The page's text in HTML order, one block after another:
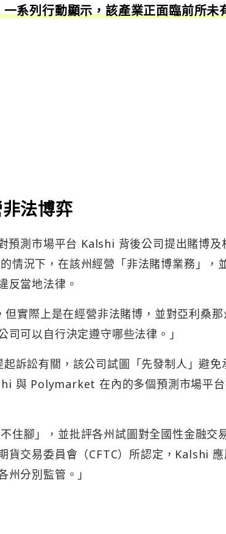
系列行動顯示，該產業正面臨前所未
法博弈
測市場平台 Kalshi 背後公司提出賭博及
情況下，在該州經營「非法賭博業務」，
反當地法律。
實際上是在經營非法賭博，並對亞利桑那
可以自行決定遵守哪些法律。」
訴訟有關，該公司試圖「先發制人」避免
與 Polymarket 在內的多個預測市場平
住腳」，並批評各州試圖對全國性金融交
貨交易委員會（CFTC）所認定，Kalshi
分別監管。」